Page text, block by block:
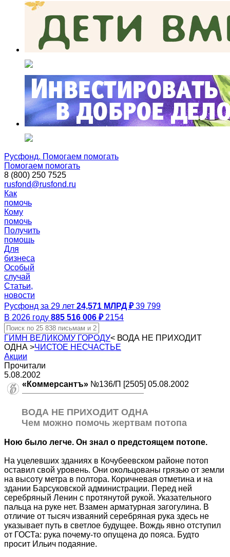
Русфонд. Помогаем помогать
Помогаем помогать
8 (800) 250 7525
rusfond@rusfond.ru
Как
помочь
Кому
помочь
Получить
помощь
Для
бизнеса
Особый
случай
Статьи,
новости
Русфонд за 29 лет 24,571 МЛРД ₽ 39 799
В 2026 году 885 516 006 ₽ 2154
ГИМН ВЕЛИКОМУ ГОРОДУ< ВОДА НЕ ПРИХОДИТ
ОДНА >ЧИСТОЕ НЕСЧАСТЬЕ
Акции
Прочитали
5.08.2002
«Коммерсантъ» №136/П [2505] 05.08.2002
ВОДА НЕ ПРИХОДИТ ОДНА
Чем можно помочь жертвам потопа
Ною было легче. Он знал о предстоящем потопе.
На уцелевших зданиях в Кочубеевском районе потоп
оставил свой уровень. Они окольцованы грязью от земли
на высоту метра в полтора. Коричневая отметина и на
здании Барсуковской администрации. Перед ней
серебряный Ленин с протянутой рукой. Указательного
пальца на руке нет. Взамен арматурная загогулина. В
отличие от тысяч изваяний серебряная рука здесь не
указывает путь в светлое будущее. Вождь явно отступил
от ГОСТа: рука почему-то опущена до пояса. Будто
просит Ильич подаяние.